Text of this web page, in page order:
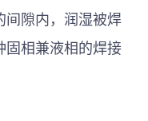
间隙内，润湿被焊
固相兼液相的焊接